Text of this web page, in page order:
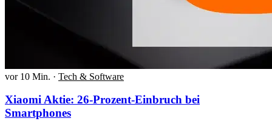
vor 10 Min. · Tech & Software
Xiaomi Aktie: 26-Prozent-Einbruch bei
Smartphones